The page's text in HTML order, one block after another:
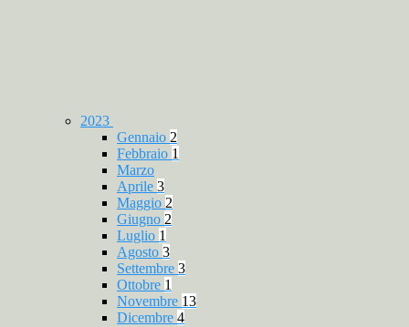
2023
Gennaio 2
Febbraio 1
Marzo
Aprile 3
Maggio 2
Giugno 2
Luglio 1
Agosto 3
Settembre 3
Ottobre 1
Novembre 13
Dicembre 4